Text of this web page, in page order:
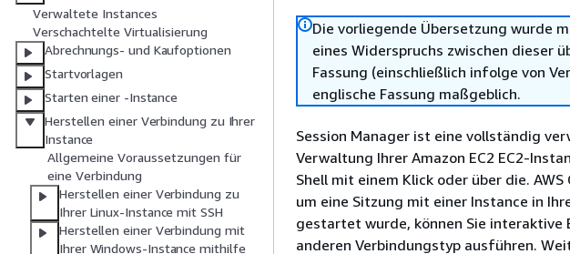
Verwaltete Instances
Verschachtelte Virtualisierung
Abrechnungs- und Kaufoptionen
Startvorlagen
Starten einer -Instance
Herstellen einer Verbindung zu Ihrer
Instance
Allgemeine Voraussetzungen für
eine Verbindung
Herstellen einer Verbindung zu
Ihrer Linux-Instance mit SSH
Herstellen einer Verbindung mit
Ihrer Windows-Instance mithilfe
Die vorliegende Übersetzung wurde
eines Widerspruchs zwischen dieser
Fassung (einschließlich infolge von
englische Fassung maßgeblich.
Session Manager ist eine vollständig
Verwaltung Ihrer Amazon EC2 EC2-
Shell mit einem Klick oder über die.
um eine Sitzung mit einer Instance in
gestartet wurde, können Sie interaktive
anderen Verbindungstyp ausführen.